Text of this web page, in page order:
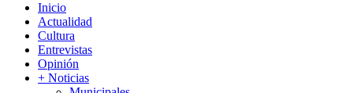
Inicio
Actualidad
Cultura
Entrevistas
Opinión
+ Noticias